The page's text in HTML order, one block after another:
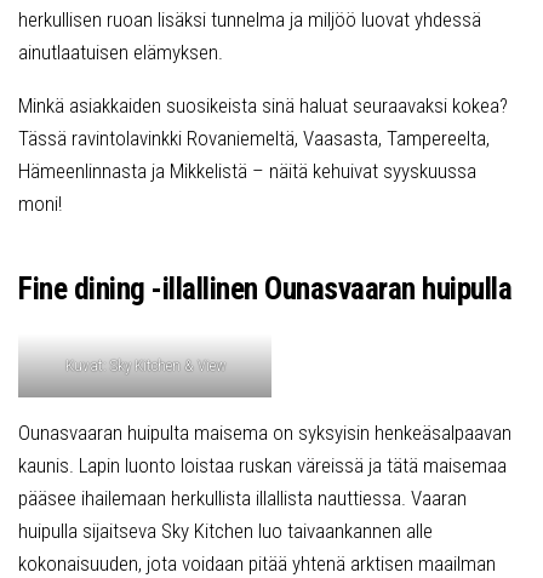
herkullisen ruoan lisäksi tunnelma ja miljöö luovat yhdessä
ainutlaatuisen elämyksen.
Minkä asiakkaiden suosikeista sinä haluat seuraavaksi kokea?
Tässä ravintolavinkki Rovaniemeltä, Vaasasta, Tampereelta,
Hämeenlinnasta ja Mikkelistä – näitä kehuivat syyskuussa
moni!
Fine dining -illallinen Ounasvaaran huipulla
Kuvat: Sky Kitchen & View
Ounasvaaran huipulta maisema on syksyisin henkeäsalpaavan
kaunis. Lapin luonto loistaa ruskan väreissä ja tätä maisemaa
pääsee ihailemaan herkullista illallista nauttiessa. Vaaran
huipulla sijaitseva Sky Kitchen luo taivaankannen alle
kokonaisuuden, jota voidaan pitää yhtenä arktisen maailman